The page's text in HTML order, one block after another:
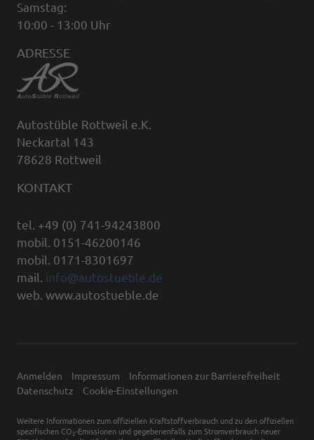
Samstag:
10:00 - 13:00 Uhr
ADRESSE
Autostüble Rottweil e.K.
Neckartal 143
78628 Rottweil
KONTAKT
tel. +49 (0) 741-94243800
mobil. 0151-46200146
mobil. 0171-8301697
mail. info@autostueble.de
web. www.autostueble.de
Anmelden Impressum
Informationen zur Barrierefreiheit
Datenschutz
Cookie-Einstellungen
Weitere Informationen zum offiziellen Kraftstoffverbrauch und zu den offiziellen
spezifischen CO 2-Emissionen und gegebenenfalls zum Stromverbrauch neuer